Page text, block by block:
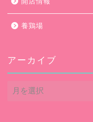
養鶏場
アーカイブ
ア
ー